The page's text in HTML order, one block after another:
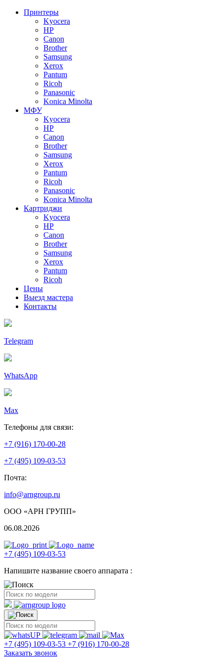
Принтеры
Kyocera
HP
Canon
Brother
Samsung
Xerox
Pantum
Ricoh
Panasonic
Konica Minolta
МФУ
Kyocera
HP
Canon
Brother
Samsung
Xerox
Pantum
Ricoh
Panasonic
Konica Minolta
Картриджи
Kyocera
HP
Canon
Brother
Samsung
Xerox
Pantum
Ricoh
Цены
Выезд мастера
Контакты
Telegram
WhatsApp
Max
Телефоны для связи:
+7 (916) 170-00-28
+7 (495) 109-03-53
Почта:
info@arngroup.ru
ООО «АРН ГРУПП»
06.08.2026
+7 (495) 109-03-53
Напишите название своего аппарата :
+7 (495) 109-03-53 +7 (916) 170-00-28
Заказать звонок